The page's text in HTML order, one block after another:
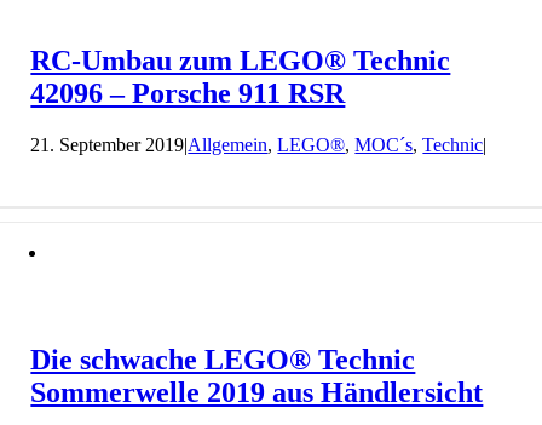
RC-Umbau zum LEGO® Technic
42096 – Porsche 911 RSR
21. September 2019|Allgemein,LEGO®,MOC´s,Technic|
Die schwache LEGO® Technic
Sommerwelle 2019 aus Händlersicht